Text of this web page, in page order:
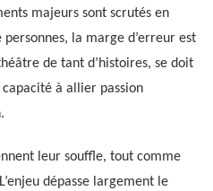
majeurs sont scrutés en
la marge d’erreur est
de tant d’histoires, se doit
à allier passion
leur souffle, tout comme
dépasse largement le